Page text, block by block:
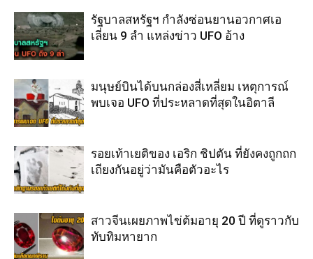
รัฐบาลสหรัฐฯ กำลังซ่อนยานอวกาศเอ
เลี่ยน 9 ลำ แหล่งข่าว UFO อ้าง
มนุษย์บินได้บนกล่องสี่เหลี่ยม เหตุการณ์
พบเจอ UFO ที่ประหลาดที่สุดในอิตาลี
รอยเท้าเยติของ เอริก ชิปตัน ที่ยังคงถูกถก
เถียงกันอยู่ว่ามันคือตัวอะไร
สาวจีนเผยภาพไข่ต้มอายุ 20 ปี ที่ดูราวกับ
ทับทิมหายาก